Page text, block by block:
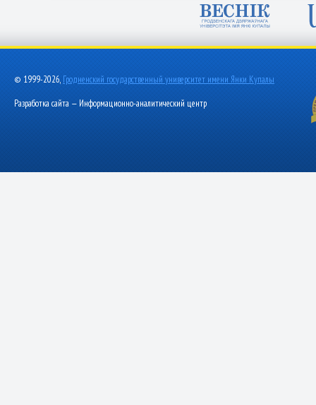
© 1999-2026, Гродненский государственный университет имени Янки Купалы
Разработка сайта — Информационно-аналитический центр